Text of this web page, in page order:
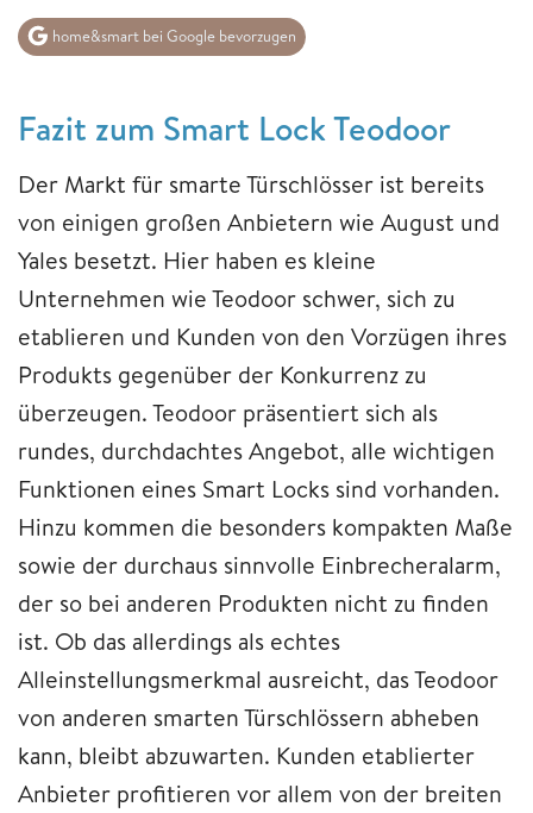
home&smart bei Google bevorzugen
Fazit zum Smart Lock Teodoor
Der Markt für smarte Türschlösser ist bereits
von einigen großen Anbietern wie August und
Yales besetzt. Hier haben es kleine
Unternehmen wie Teodoor schwer, sich zu
etablieren und Kunden von den Vorzügen ihres
Produkts gegenüber der Konkurrenz zu
überzeugen. Teodoor präsentiert sich als
rundes, durchdachtes Angebot, alle wichtigen
Funktionen eines Smart Locks sind vorhanden.
Hinzu kommen die besonders kompakten Maße
sowie der durchaus sinnvolle Einbrecheralarm,
der so bei anderen Produkten nicht zu finden
ist. Ob das allerdings als echtes
Alleinstellungsmerkmal ausreicht, das Teodoor
von anderen smarten Türschlössern abheben
kann, bleibt abzuwarten. Kunden etablierter
Anbieter profitieren vor allem von der breiten